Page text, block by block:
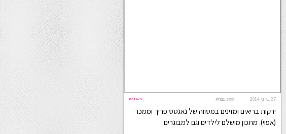
27 ביוני 2014 #21475 שפה: עברית
ירקות בריאים ומזינים במסווה של נאגטס פריך וממכר
(אפוי). מתכון מושלם לילדים וגם למבוגרים